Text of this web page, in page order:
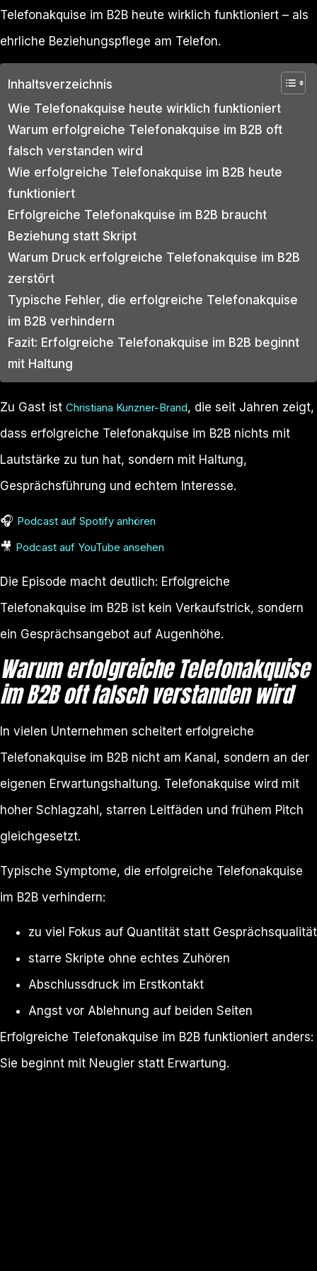
Telefonakquise im B2B heute wirklich funktioniert – als
ehrliche Beziehungspflege am Telefon.
Inhaltsverzeichnis
Wie Telefonakquise heute wirklich funktioniert
Warum erfolgreiche Telefonakquise im B2B oft
falsch verstanden wird
Wie erfolgreiche Telefonakquise im B2B heute
funktioniert
Erfolgreiche Telefonakquise im B2B braucht
Beziehung statt Skript
Warum Druck erfolgreiche Telefonakquise im B2B
zerstört
Typische Fehler, die erfolgreiche Telefonakquise
im B2B verhindern
Fazit: Erfolgreiche Telefonakquise im B2B beginnt
mit Haltung
Zu Gast ist Christiana Kunzner-Brand, die seit Jahren zeigt,
dass erfolgreiche Telefonakquise im B2B nichts mit
Lautstärke zu tun hat, sondern mit Haltung,
Gesprächsführung und echtem Interesse.
🎧 Podcast auf Spotify anhören
🎥 Podcast auf YouTube ansehen
Die Episode macht deutlich: Erfolgreiche
Telefonakquise im B2B ist kein Verkaufstrick, sondern
ein Gesprächsangebot auf Augenhöhe.
Warum erfolgreiche Telefonakquise
im B2B oft falsch verstanden wird
In vielen Unternehmen scheitert erfolgreiche
Telefonakquise im B2B nicht am Kanal, sondern an der
eigenen Erwartungshaltung. Telefonakquise wird mit
hoher Schlagzahl, starren Leitfäden und frühem Pitch
gleichgesetzt.
Typische Symptome, die erfolgreiche Telefonakquise
im B2B verhindern:
zu viel Fokus auf Quantität statt Gesprächsqualität
starre Skripte ohne echtes Zuhören
Abschlussdruck im Erstkontakt
Angst vor Ablehnung auf beiden Seiten
Erfolgreiche Telefonakquise im B2B funktioniert anders:
Sie beginnt mit Neugier statt Erwartung.